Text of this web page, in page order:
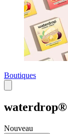
Boutiques
waterdrop®
Nouveau